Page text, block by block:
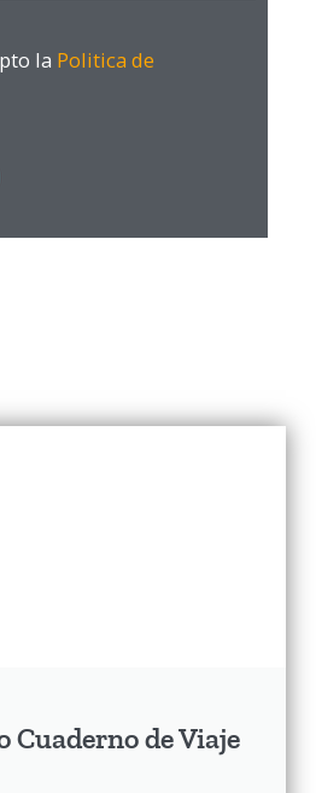
la Politica de
Cuaderno de Viaje